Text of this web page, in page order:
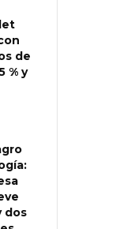
de
% y
dos